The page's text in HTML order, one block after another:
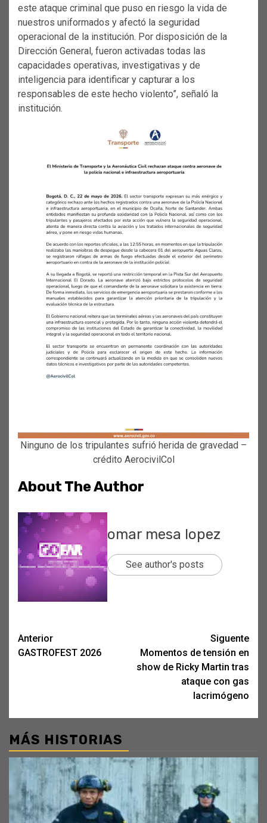
este ataque criminal que puso en riesgo la vida de
nuestros uniformados y afectó la seguridad
operacional de la institución. Por disposición de la
Dirección General, fueron activadas todas las
capacidades operativas, investigativas y de
inteligencia para identificar y capturar a los
responsables de este hecho violento”, señaló la
institución.
Ninguno de los tripulantes sufrió herida de gravedad –
crédito AerocivilCol
About The Author
omar mesa lopez
See author's posts
Post
navigation
Anterior
GASTROFEST 2026
Siguente
Momentos de tensión en
show de Ricky Martin tras
ataque con gas
lacrimógeno
MÁS HISTORIAS